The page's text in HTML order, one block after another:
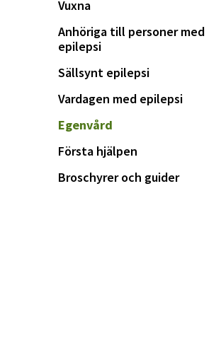
Vuxna
Anhöriga till personer med
epilepsi
Sällsynt epilepsi
Vardagen med epilepsi
Egenvård
Första hjälpen
Broschyrer och guider